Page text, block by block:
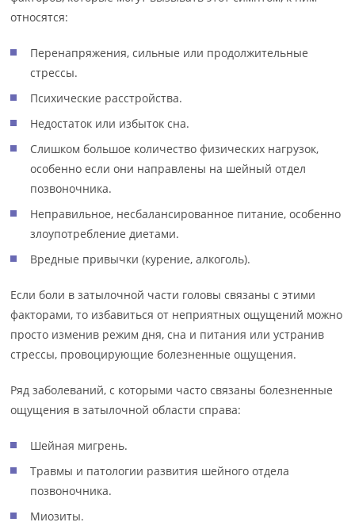
относятся:
Перенапряжения, сильные или продолжительные
стрессы.
Психические расстройства.
Недостаток или избыток сна.
Слишком большое количество физических нагрузок,
особенно если они направлены на шейный отдел
позвоночника.
Неправильное, несбалансированное питание, особенно
злоупотребление диетами.
Вредные привычки (курение, алкоголь).
Если боли в затылочной части головы связаны с этими
факторами, то избавиться от неприятных ощущений можно
просто изменив режим дня, сна и питания или устранив
стрессы, провоцирующие болезненные ощущения.
Ряд заболеваний, с которыми часто связаны болезненные
ощущения в затылочной области справа:
Шейная мигрень.
Травмы и патологии развития шейного отдела
позвоночника.
Миозиты.